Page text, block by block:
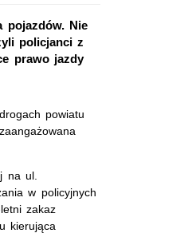
pojazdów. Nie
policjanci z
prawo jazdy
powiatu
na ul.
w policyjnych
zakaz
kierująca